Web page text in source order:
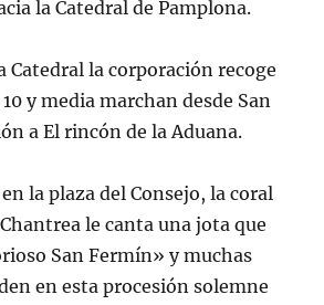
la Catedral de Pamplona.
Catedral la corporación recoge
y media marchan desde San
a El rincón de la Aduana.
en la plaza del Consejo, la coral
le canta una jota que
San Fermín» y muchas
en esta procesión solemne